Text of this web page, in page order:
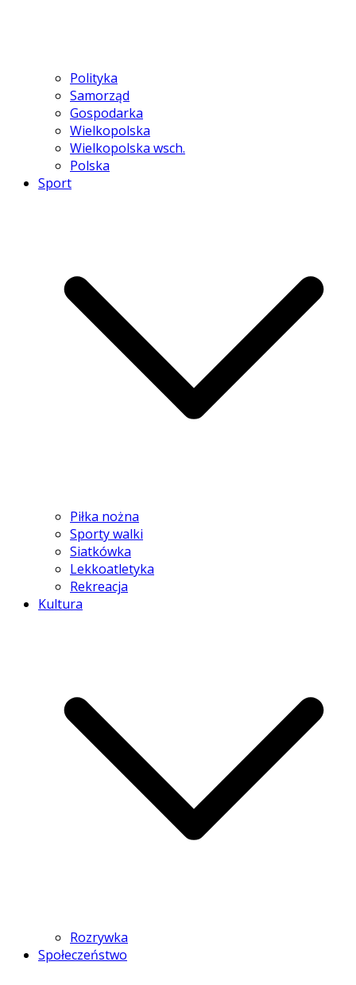
Polityka
Samorząd
Gospodarka
Wielkopolska
Wielkopolska wsch.
Polska
Sport
Piłka nożna
Sporty walki
Siatkówka
Lekkoatletyka
Rekreacja
Kultura
Rozrywka
Społeczeństwo